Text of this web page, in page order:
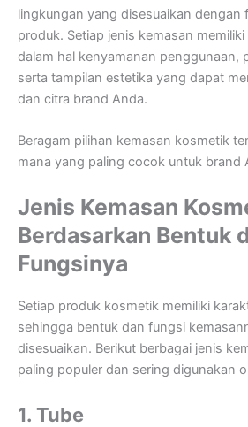
lingkungan yang disesuaikan dengan
produk. Setiap jenis kemasan
dalam hal kenyamanan penggunaan,
serta tampilan estetika yang dapat
dan citra brand Anda.
Beragam pilihan kemasan kosmetik
mana yang paling cocok untuk brand
Jenis Kemasan
Berdasarkan Bentuk
Fungsinya
Setiap produk kosmetik memiliki
sehingga bentuk dan fungsi
disesuaikan. Berikut berbagai jenis
paling populer dan sering digunakan
1. Tube